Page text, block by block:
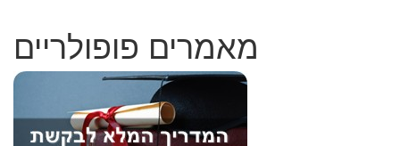
מאמרים פופולריים